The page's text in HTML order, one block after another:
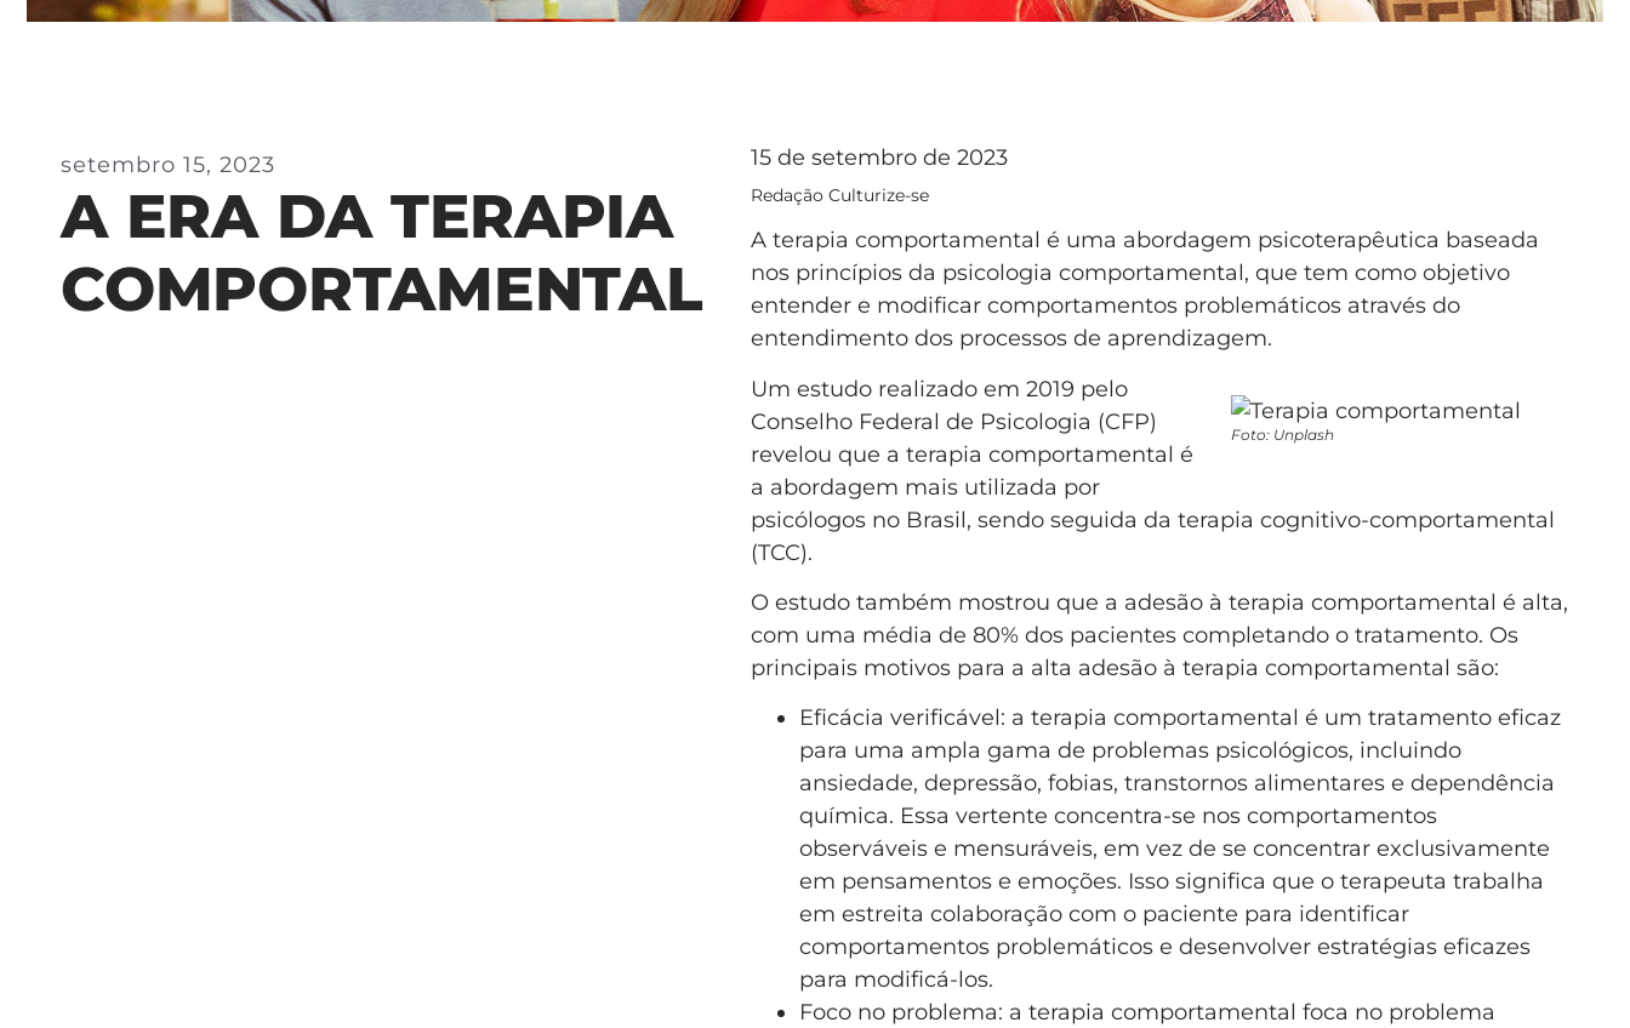
setembro 15, 2023
A ERA DA TERAPIA
COMPORTAMENTAL
15 de setembro de 2023
Redação Culturize-se
A terapia comportamental é uma abordagem psicoterapêutica baseada
nos princípios da psicologia comportamental, que tem como objetivo
entender e modificar comportamentos problemáticos através do
entendimento dos processos de aprendizagem.
Foto: Unplash
Um estudo realizado em 2019 pelo
Conselho Federal de Psicologia (CFP)
revelou que a terapia comportamental é
a abordagem mais utilizada por
psicólogos no Brasil, sendo seguida da terapia cognitivo-comportamental
(TCC).
O estudo também mostrou que a adesão à terapia comportamental é alta,
com uma média de 80% dos pacientes completando o tratamento. Os
principais motivos para a alta adesão à terapia comportamental são:
Eficácia verificável: a terapia comportamental é um tratamento eficaz
para uma ampla gama de problemas psicológicos, incluindo
ansiedade, depressão, fobias, transtornos alimentares e dependência
química. Essa vertente concentra-se nos comportamentos
observáveis e mensuráveis, em vez de se concentrar exclusivamente
em pensamentos e emoções. Isso significa que o terapeuta trabalha
em estreita colaboração com o paciente para identificar
comportamentos problemáticos e desenvolver estratégias eficazes
para modificá-los.
Foco no problema: a terapia comportamental foca no problema